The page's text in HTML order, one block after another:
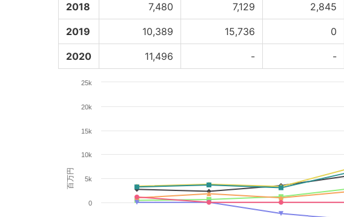
2018 7,480 7,129 2,845
2019 10,389 15,736 0
2020 11,496 - -
百万円
0
5k
10k
15k
20k
25k